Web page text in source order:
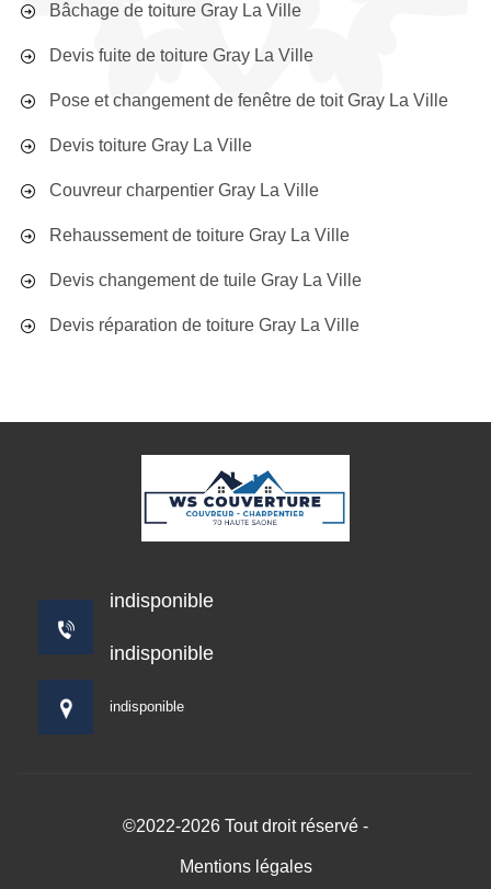
Bâchage de toiture Gray La Ville
Devis fuite de toiture Gray La Ville
Pose et changement de fenêtre de toit Gray La Ville
Devis toiture Gray La Ville
Couvreur charpentier Gray La Ville
Rehaussement de toiture Gray La Ville
Devis changement de tuile Gray La Ville
Devis réparation de toiture Gray La Ville
indisponible
indisponible
indisponible
©2022-2026 Tout droit réservé -
Mentions légales